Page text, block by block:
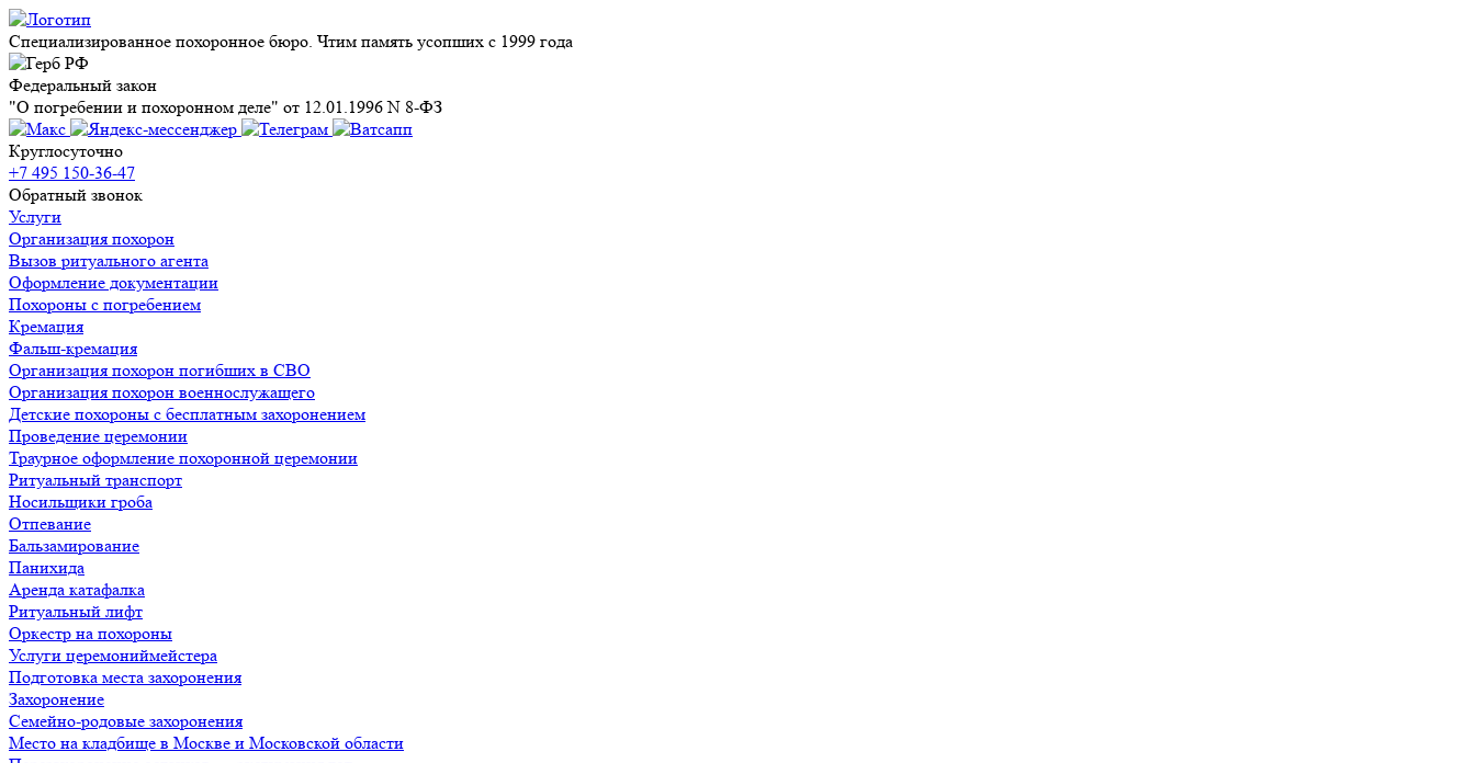
Специализированное похоронное бюро. Чтим память усопших с 1999 года
Федеральный закон
"О погребении и похоронном деле" от 12.01.1996 N 8-ФЗ
Круглосуточно
+7 495 150-36-47
Обратный звонок
Услуги
Организация похорон
Вызов ритуального агента
Оформление документации
Похороны с погребением
Кремация
Фальш-кремация
Организация похорон погибших в СВО
Организация похорон военнослужащего
Детские похороны с бесплатным захоронением
Проведение церемонии
Траурное оформление похоронной церемонии
Ритуальный транспорт
Носильщики гроба
Отпевание
Бальзамирование
Панихида
Аренда катафалка
Ритуальный лифт
Оркестр на похороны
Услуги церемониймейстера
Подготовка места захоронения
Захоронение
Семейно-родовые захоронения
Место на кладбище в Москве и Московской области